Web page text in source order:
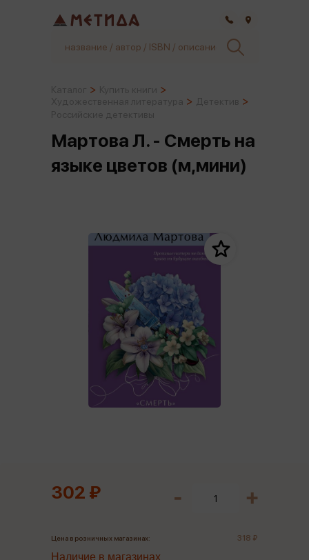
Мартова Л. - Смерть на
языке цветов (м,мини)
302 ₽
Цена в розничных магазинах: 318 ₽
Наличие в магазинах